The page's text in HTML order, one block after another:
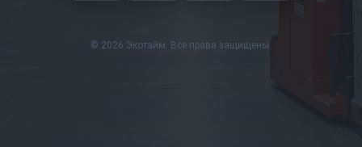
© 2026 Экотайм. Все права защищены.